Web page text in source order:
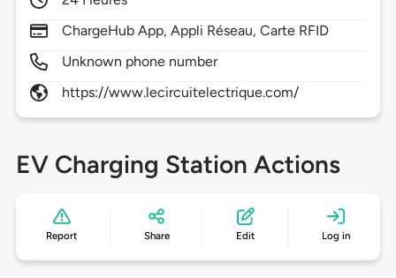
ChargeHub App, Appli Réseau, Carte RFID
Unknown phone number
https://www.lecircuitelectrique.com/
EV Charging Station Actions
Report Share Edit Log in